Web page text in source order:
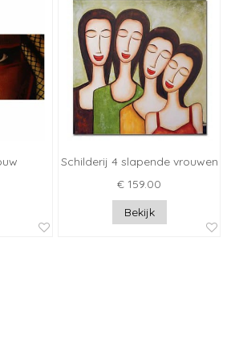
Schilderij 4 slapende vrouwen
€ 159.00
Bekijk